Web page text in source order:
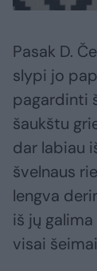
Pasak D.
slypi jo
pagardinti
šaukštu
dar labiau
švelnaus
lengva
iš jų
visai